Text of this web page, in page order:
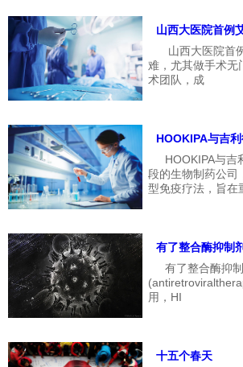
山西大医院首例
山西大医院首
难，尤其做手术无
术团队，成
HOOKIPA与吉
HOOKIPA与
段的生物制药公司
型免疫疗法，旨在
有了整合酶抑制
有了整合酶抑
用，HI
十五个春天